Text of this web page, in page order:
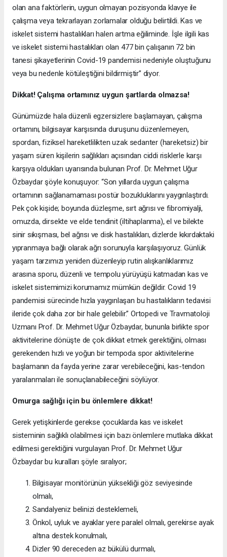
olan ana faktörlerin, uygun olmayan pozisyonda klavye ile
çalışma veya tekrarlayan zorlamalar olduğu belirtildi. Kas ve
iskelet sistemi hastalıkları halen artma eğiliminde. İşle ilgili kas
ve iskelet sistemi hastalıkları olan 477 bin çalışanın 72 bin
tanesi şikayetlerinin Covid-19 pandemisi nedeniyle oluştuğunu
veya bu nedenle kötüleştiğini bildirmiştir” diyor.
Dikkat! Çalışma ortamınız uygun şartlarda olmazsa!
Günümüzde hala düzenli egzersizlere başlamayan, çalışma
ortamını, bilgisayar karşısında duruşunu düzenlemeyen,
spordan, fiziksel hareketlilikten uzak sedanter (hareketsiz) bir
yaşam süren kişilerin sağlıkları açısından ciddi risklerle karşı
karşıya oldukları uyarısında bulunan Prof. Dr. Mehmet Uğur
Özbaydar şöyle konuşuyor: “Son yıllarda uygun çalışma
ortamının sağlanamaması postür bozukluklarını yaygınlaştırdı.
Pek çok kişide; boyunda düzleşme, sırt ağrısı ve fibromiyalji,
omuzda, dirsekte ve elde tendinit (iltihaplanma), el ve bilekte
sinir sıkışması, bel ağrısı ve disk hastalıkları, dizlerde kıkırdaktaki
yıpranmaya bağlı olarak ağrı sorunuyla karşılaşıyoruz. Günlük
yaşam tarzımızı yeniden düzenleyip rutin alışkanlıklarımız
arasına sporu, düzenli ve tempolu yürüyüşü katmadan kas ve
iskelet sistemimizi korumamız mümkün değildir. Covid 19
pandemisi sürecinde hızla yaygınlaşan bu hastalıkların tedavisi
ileride çok daha zor bir hale gelebilir.” Ortopedi ve Travmatoloji
Uzmanı Prof. Dr. Mehmet Uğur Özbaydar, bununla birlikte spor
aktivitelerine dönüşte de çok dikkat etmek gerektiğini, olması
gerekenden hızlı ve yoğun bir tempoda spor aktivitelerine
başlamanın da fayda yerine zarar verebileceğini, kas-tendon
yaralanmaları ile sonuçlanabileceğini söylüyor.
Omurga sağlığı için bu önlemlere dikkat!
Gerek yetişkinlerde gerekse çocuklarda kas ve iskelet
sisteminin sağlıklı olabilmesi için bazı önlemlere mutlaka dikkat
edilmesi gerektiğini vurgulayan Prof. Dr. Mehmet Uğur
Özbaydar bu kuralları şöyle sıralıyor;
Bilgisayar monitörünün yüksekliği göz seviyesinde
olmalı,
Sandalyeniz belinizi desteklemeli,
Önkol, uyluk ve ayaklar yere paralel olmalı, gerekirse ayak
altına destek konulmalı,
Dizler 90 dereceden az bükülü durmalı,